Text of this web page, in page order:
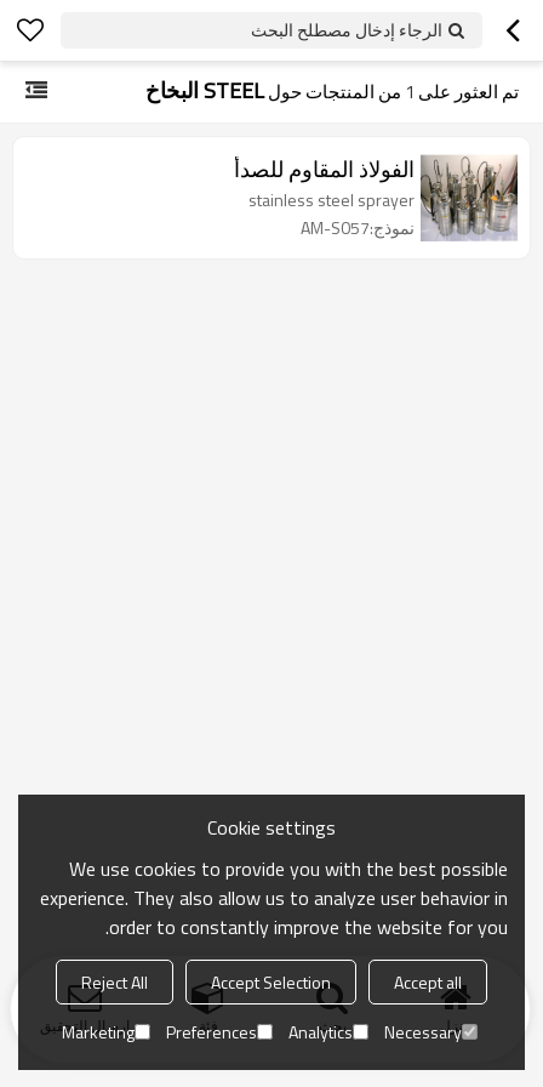
الرجاء إدخال مصطلح البحث
تم العثور على 1 من المنتجات حولSTEEL البخاخ
الفولاذ المقاوم للصدأ
stainless steel sprayer
نموذج:AM-S057
منزل بحث فئة ارسال التحقيق
Cookie settings
We use cookies to provide you with the best possible
experience. They also allow us to analyze user behavior in
order to constantly improve the website for you.
Accept all
Accept Selection
Reject All
Necessary
Analytics
Preferences
Marketing